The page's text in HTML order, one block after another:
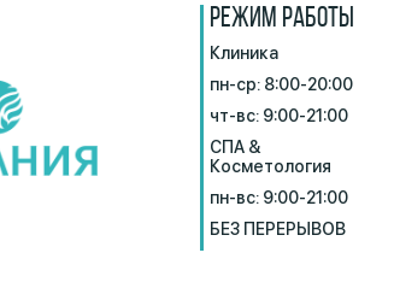
РЕЖИМ РАБОТЫ
Клиника
пн-ср: 8:00-20:00
чт-вс: 9:00-21:00
СПА &
Косметология
пн-вс: 9:00-21:00
БЕЗ ПЕРЕРЫВОВ